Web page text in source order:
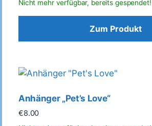
Zum Produkt
Anhänger „Pet’s Love“
€8.00